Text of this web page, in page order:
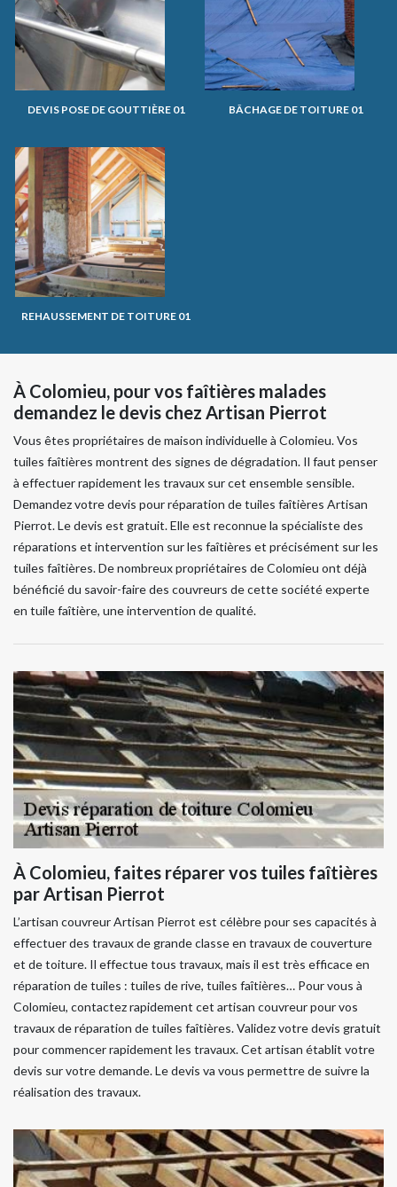
DEVIS POSE DE GOUTTIÈRE 01 BÂCHAGE DE TOITURE 01
REHAUSSEMENT DE TOITURE 01
À Colomieu, pour vos faîtières malades
demandez le devis chez Artisan Pierrot
Vous êtes propriétaires de maison individuelle à Colomieu. Vos
tuiles faîtières montrent des signes de dégradation. Il faut penser
à effectuer rapidement les travaux sur cet ensemble sensible.
Demandez votre devis pour réparation de tuiles faîtières Artisan
Pierrot. Le devis est gratuit. Elle est reconnue la spécialiste des
réparations et intervention sur les faîtières et précisément sur les
tuiles faîtières. De nombreux propriétaires de Colomieu ont déjà
bénéficié du savoir-faire des couvreurs de cette société experte
en tuile faîtière, une intervention de qualité.
À Colomieu, faites réparer vos tuiles faîtières
par Artisan Pierrot
L’artisan couvreur Artisan Pierrot est célèbre pour ses capacités à
effectuer des travaux de grande classe en travaux de couverture
et de toiture. Il effectue tous travaux, mais il est très efficace en
réparation de tuiles : tuiles de rive, tuiles faîtières… Pour vous à
Colomieu, contactez rapidement cet artisan couvreur pour vos
travaux de réparation de tuiles faîtières. Validez votre devis gratuit
pour commencer rapidement les travaux. Cet artisan établit votre
devis sur votre demande. Le devis va vous permettre de suivre la
réalisation des travaux.